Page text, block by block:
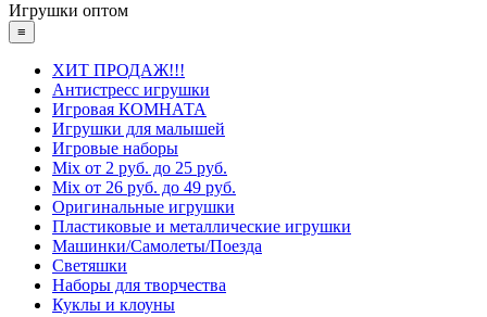
Игрушки оптом
≡
ХИТ ПРОДАЖ!!!
Антистресс игрушки
Игровая КОМНАТА
Игрушки для малышей
Игровые наборы
Mix от 2 руб. до 25 руб.
Mix от 26 руб. до 49 руб.
Оригинальные игрушки
Пластиковые и металлические игрушки
Машинки/Самолеты/Поезда
Светяшки
Наборы для творчества
Куклы и клоуны